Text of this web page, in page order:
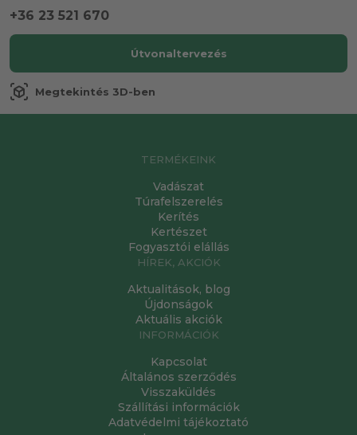
+36 23 521 670
Útvonaltervezés
view_in_ar Megtekintés 3D-ben
TERMÉKEINK
Vadászat
Túrafelszerelés
Kerítés
Kertészet
Fogyasztói elállás
HÍREK, AKCIÓK
Aktualitások, blog
Újdonságok
Aktuális akciók
INFORMÁCIÓK
Kapcsolat
Általános szerződés
Visszaküldés
Szállítási információk
Adatvédelmi tájékoztató